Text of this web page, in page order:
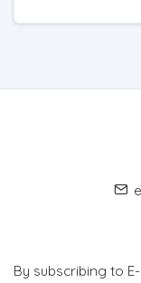
By subscribing to